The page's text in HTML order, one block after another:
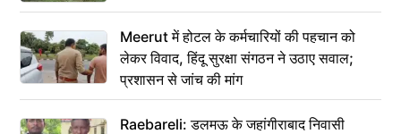
Meerut में होटल के कर्मचारियों की पहचान को
लेकर विवाद, हिंदू सुरक्षा संगठन ने उठाए सवाल;
प्रशासन से जांच की मांग
Raebareli: डलमऊ के जहांगीराबाद निवासी